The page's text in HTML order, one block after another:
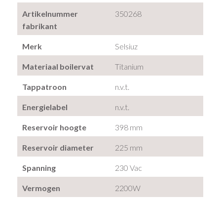
Artikelnummer
fabrikant
350268
Merk Selsiuz
Materiaal boilervat Titanium
Tappatroon n.v.t.
Energielabel n.v.t.
Reservoir hoogte 398 mm
Reservoir diameter 225 mm
Spanning 230 Vac
Vermogen 2200W